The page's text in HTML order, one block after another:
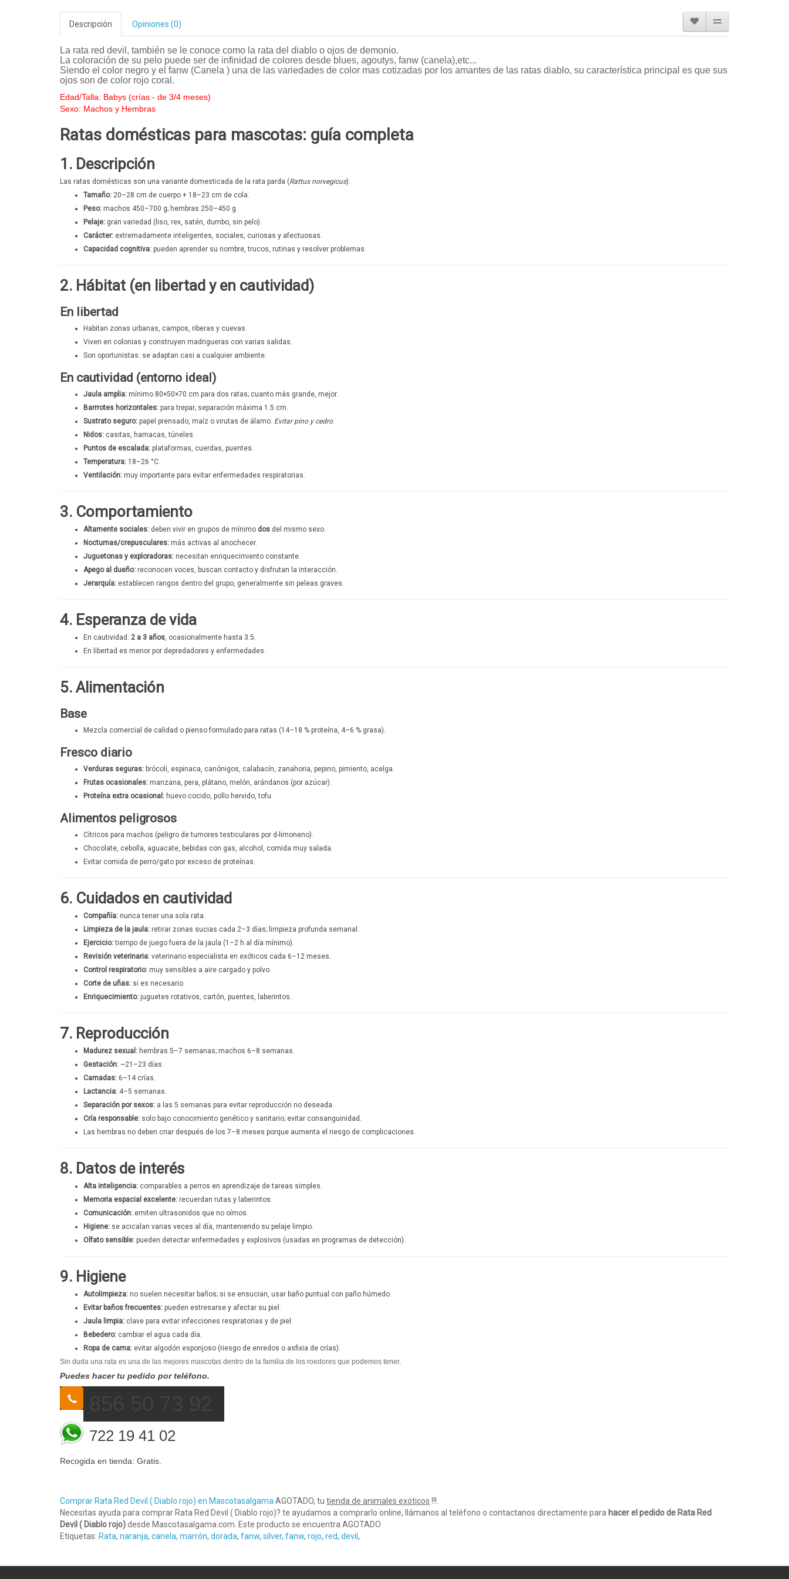
Descripción Opiniones (0)
La rata red devil, también se le conoce como la rata del diablo o ojos de demonio.
La coloración de su pelo puede ser de infinidad de colores desde blues, agoutys, fanw (canela),etc...
Siendo el color negro y el fanw (Canela ) una de las variedades de color mas cotizadas por los amantes de las ratas diablo, su característica principal es que sus
ojos son de color rojo coral.
Edad/Talla: Babys (crías - de 3/4 meses)
Sexo: Machos y Hembras
Ratas domésticas para mascotas: guía completa
1. Descripción
Las ratas domésticas son una variante domesticada de la rata parda (Rattus norvegicus).
Tamaño: 20–28 cm de cuerpo + 18–23 cm de cola.
Peso: machos 450–700 g; hembras 250–450 g.
Pelaje: gran variedad (liso, rex, satén, dumbo, sin pelo).
Carácter: extremadamente inteligentes, sociales, curiosas y afectuosas.
Capacidad cognitiva: pueden aprender su nombre, trucos, rutinas y resolver problemas.
2. Hábitat (en libertad y en cautividad)
En libertad
Habitan zonas urbanas, campos, riberas y cuevas.
Viven en colonias y construyen madrigueras con varias salidas.
Son oportunistas: se adaptan casi a cualquier ambiente.
En cautividad (entorno ideal)
Jaula amplia: mínimo 80×50×70 cm para dos ratas; cuanto más grande, mejor.
Barrrotes horizontales: para trepar; separación máxima 1.5 cm.
Sustrato seguro: papel prensado, maíz o virutas de álamo. Evitar pino y cedro.
Nidos: casitas, hamacas, túneles.
Puntos de escalada: plataformas, cuerdas, puentes.
Temperatura: 18–26 °C.
Ventilación: muy importante para evitar enfermedades respiratorias.
3. Comportamiento
Altamente sociales: deben vivir en grupos de mínimo dos del mismo sexo.
Nocturnas/crepusculares: más activas al anochecer.
Juguetonas y exploradoras: necesitan enriquecimiento constante.
Apego al dueño: reconocen voces, buscan contacto y disfrutan la interacción.
Jerarquía: establecen rangos dentro del grupo, generalmente sin peleas graves.
4. Esperanza de vida
En cautividad: 2 a 3 años, ocasionalmente hasta 3.5.
En libertad es menor por depredadores y enfermedades.
5. Alimentación
Base
Mezcla comercial de calidad o pienso formulado para ratas (14–18 % proteína, 4–6 % grasa).
Fresco diario
Verduras seguras: brócoli, espinaca, canónigos, calabacín, zanahoria, pepino, pimiento, acelga.
Frutas ocasionales: manzana, pera, plátano, melón, arándanos (por azúcar).
Proteína extra ocasional: huevo cocido, pollo hervido, tofu.
Alimentos peligrosos
Cítricos para machos (peligro de tumores testiculares por d-limoneno).
Chocolate, cebolla, aguacate, bebidas con gas, alcohol, comida muy salada.
Evitar comida de perro/gato por exceso de proteínas.
6. Cuidados en cautividad
Compañía: nunca tener una sola rata.
Limpieza de la jaula: retirar zonas sucias cada 2–3 días; limpieza profunda semanal.
Ejercicio:tiempo de juego fuera de la jaula (1–2 h al día mínimo).
Revisión veterinaria: veterinario especialista en exóticos cada 6–12 meses.
Control respiratorio: muy sensibles a aire cargado y polvo.
Corte de uñas: si es necesario.
Enriquecimiento: juguetes rotativos, cartón, puentes, laberintos.
7. Reproducción
Madurez sexual: hembras 5–7 semanas; machos 6–8 semanas.
Gestación: ~21–23 días.
Camadas: 6–14 crías.
Lactancia: 4–5 semanas.
Separación por sexos: a las 5 semanas para evitar reproducción no deseada.
Cría responsable: solo bajo conocimiento genético y sanitario; evitar consanguinidad.
Las hembras no deben criar después de los 7–8 meses porque aumenta el riesgo de complicaciones.
8. Datos de interés
Alta inteligencia: comparables a perros en aprendizaje de tareas simples.
Memoria espacial excelente: recuerdan rutas y laberintos.
Comunicación: emiten ultrasonidos que no oímos.
Higiene: se acicalan varias veces al día, manteniendo su pelaje limpio.
Olfato sensible: pueden detectar enfermedades y explosivos (usadas en programas de detección).
9. Higiene
Autolimpieza: no suelen necesitar baños; si se ensucian, usar baño puntual con paño húmedo.
Evitar baños frecuentes: pueden estresarse y afectar su piel.
Jaula limpia: clave para evitar infecciones respiratorias y de piel.
Bebedero: cambiar el agua cada día.
Ropa de cama: evitar algodón esponjoso (riesgo de enredos o asfixia de crías).
Sin duda una rata es una de las mejores mascotas dentro de la familia de los roedores que podemos tener.
Puedes hacer tu pedido por teléfono.
722 19 41 02
Recogida en tienda: Gratis.
Comprar Rata Red Devil ( Diablo rojo) en Mascotasalgama AGOTADO, tu tienda de animales exóticos !!!.
Necesitas ayuda para comprar Rata Red Devil ( Diablo rojo)? te ayudamos a comprarlo online, llámanos al teléfono o contactanos directamente para hacer el pedido de Rata Red
Devil ( Diablo rojo)desde Mascotasalgama.com. Este producto se encuentra AGOTADO
Etiquetas: Rata, naranja, canela, marrón, dorada, fanw, silver, fanw, rojo, red, devil ,